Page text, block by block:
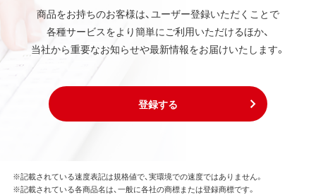
商品をお持ちのお客様は、ユーザー登録いただくことで
各種サービスをより簡単にご利用いただけるほか、
当社から重要なお知らせや最新情報をお届けいたします。
登録する
※記載されている速度表記は規格値で、実環境での速度ではありません。
※記載されている各商品名は、一般に各社の商標または登録商標です。